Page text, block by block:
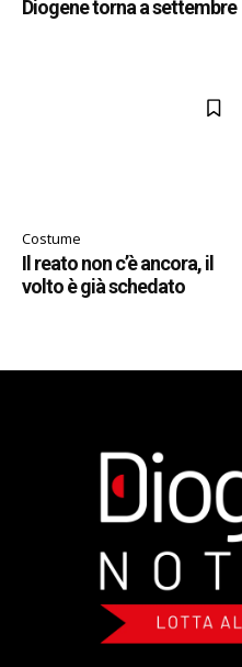
Diogene torna a settembre
Costume
Il reato non c’è ancora, il
volto è già schedato